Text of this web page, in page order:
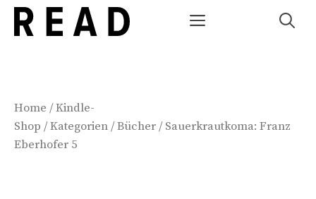
Zum
Inhalt
Menü
Home /Kindle-
Shop /Kategorien/Bücher/ Sauerkrautkoma: Franz
Eberhofer 5